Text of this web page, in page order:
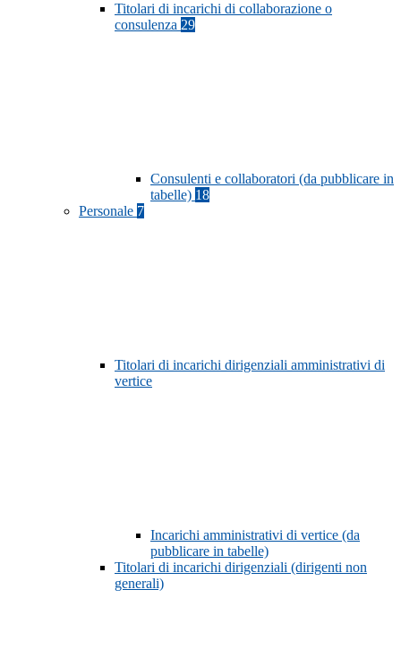
Titolari di incarichi di collaborazione o
consulenza 29
Consulenti e collaboratori (da pubblicare in
tabelle) 18
Personale 7
Titolari di incarichi dirigenziali amministrativi di
vertice
Incarichi amministrativi di vertice (da
pubblicare in tabelle)
Titolari di incarichi dirigenziali (dirigenti non
generali)